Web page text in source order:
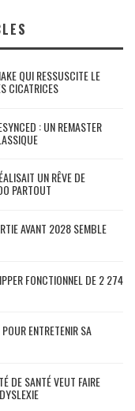
QUI RESSUSCITE LE
CICATRICES
: UN REMASTER
UN RÊVE DE
PARTOUT
AVANT 2028 SEMBLE
FONCTIONNEL DE 2 274
ENTRETENIR SA
DE SANTÉ VEUT FAIRE